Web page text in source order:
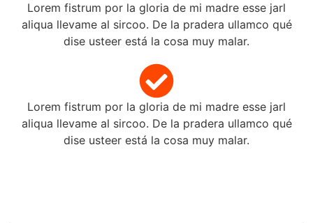
Lorem fistrum por la gloria de mi madre esse jarl
aliqua llevame al sircoo. De la pradera ullamco qué
dise usteer está la cosa muy malar.
Lorem fistrum por la gloria de mi madre esse jarl
aliqua llevame al sircoo. De la pradera ullamco qué
dise usteer está la cosa muy malar.